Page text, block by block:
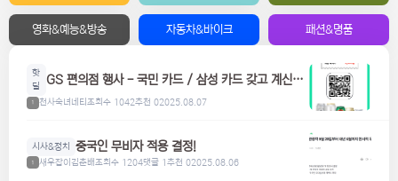
영화&예능&방송 자동차&바이크 패션&명품
핫
딜
GS 편의점 행사 - 국민 카드 / 삼성 카드 갖고 계신분
1 천사숙녀네티조회수 1042추천 02025.08.07
시사&정치 중국인 무비자 적용 결정!
1 새우잡이김춘배조회수 1204댓글 1추천 02025.08.06